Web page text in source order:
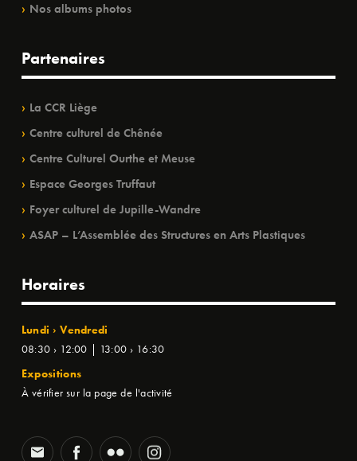
Nos albums photos
Partenaires
La CCR Liège
Centre culturel de Chênée
Centre Culturel Ourthe et Meuse
Espace Georges Truffaut
Foyer culturel de Jupille-Wandre
ASAP – L’Assemblée des Structures en Arts Plastiques
Horaires
Lundi › Vendredi
08:30 › 12:00 | 13:00 › 16:30
Expositions
À vérifier sur la page de l'activité